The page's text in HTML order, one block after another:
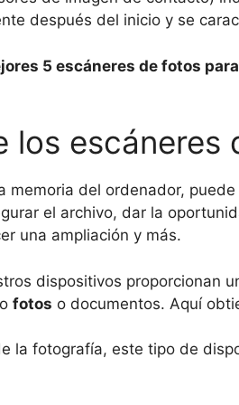
después del inicio y se
5 escáneres de fotos
los
memoria del ordenador,
el archivo, dar la
una ampliación y más.
dispositivos proporcionan
fotos o documentos. Aquí
la fotografía, este tipo de